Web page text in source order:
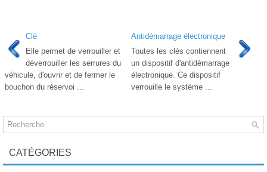
Clé
Elle permet de verrouiller et
déverrouiller les serrures du
véhicule, d'ouvrir et de fermer le
bouchon du réservoi ...
Antidémarrage électronique
Toutes les clés contiennent
un dispositif d'antidémarrage
électronique. Ce dispositif
verrouille le système ...
CATÉGORIES